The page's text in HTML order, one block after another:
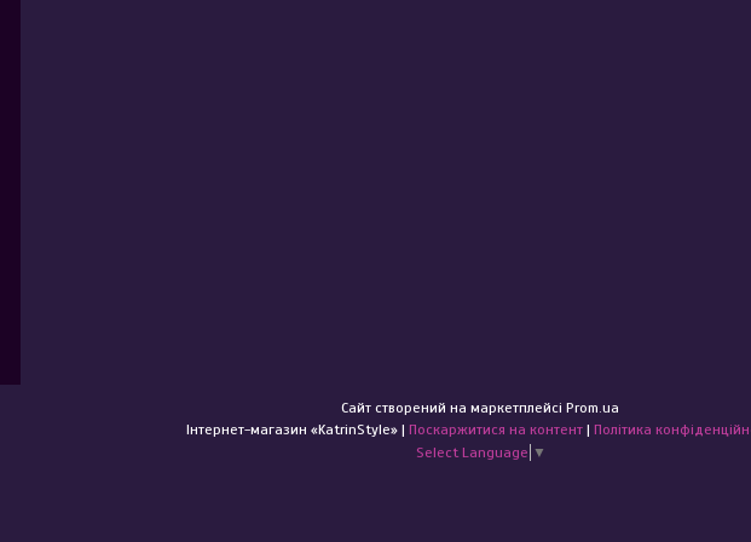
Сайт створений на маркетплейсі Prom.ua
Інтернет-магазин «KatrinStyle» | Поскаржитися на контент | Політика
Select Language ▼